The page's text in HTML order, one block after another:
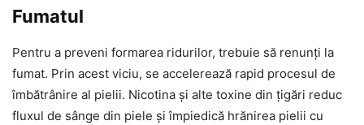
Fumatul
Pentru a preveni formarea ridurilor, trebuie să renunți la
fumat. Prin acest viciu, se accelerează rapid procesul de
îmbătrânire al pielii. Nicotina și alte toxine din țigări reduc
fluxul de sânge din piele și împiedică hrănirea pielii cu